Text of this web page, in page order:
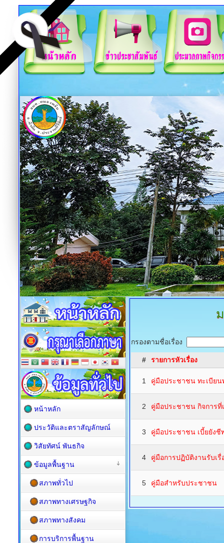
กรองตามชื่อเรื่อง
# รายการหัวเรื่อง
1 คู่มือประชาชน ทะเบีย
2 คู่มือประชาชน กิจการที่
3 คู่มือประชาชน เบี้ยยังชี
4 คู่มือการปฏิบัติงานรับเรื่
5 คู่มือสำหรับประชาชน
หน้าหลัก
ประวัติและตราสัญลักษณ์
วิสัยทัศน์ พันธกิจ
ข้อมูลพื้นฐาน
สภาพทั่วไป
สภาพทางเศรษฐกิจ
สภาพทางสังคม
การบริการพื้นฐาน